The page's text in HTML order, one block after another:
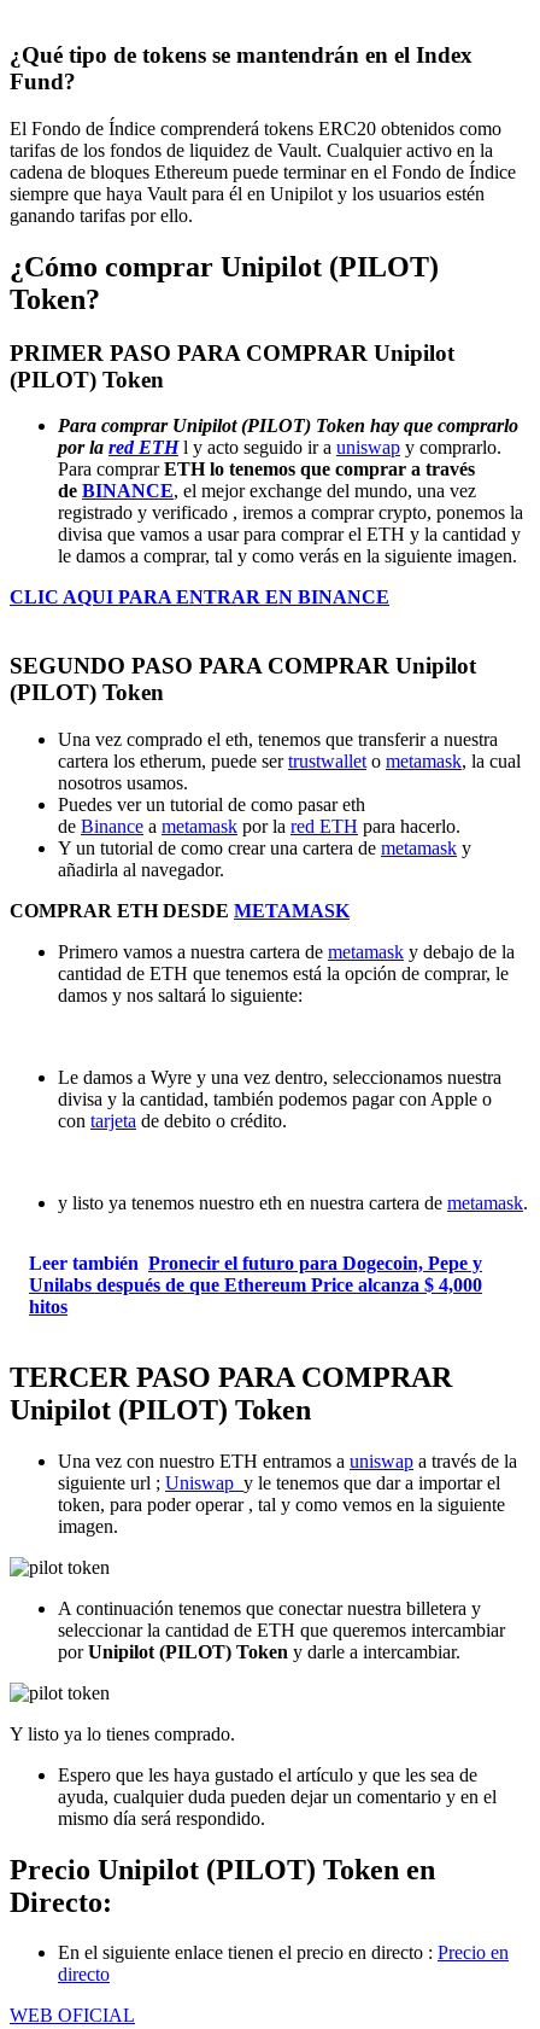
¿Qué tipo de tokens se mantendrán en el Index
Fund?
El Fondo de Índice comprenderá tokens ERC20 obtenidos como
tarifas de los fondos de liquidez de Vault. Cualquier activo en la
cadena de bloques Ethereum puede terminar en el Fondo de Índice
siempre que haya Vault para él en Unipilot y los usuarios estén
ganando tarifas por ello.
¿Cómo comprar Unipilot (PILOT)
Token?
PRIMER PASO PARA COMPRAR Unipilot
(PILOT) Token
Para comprar Unipilot (PILOT) Token hay que comprarlo
por la red ETHl y acto seguido ir a uniswap y comprarlo.
Para comprarETH lo tenemos que comprar a través
de BINANCE, el mejor exchange del mundo, una vez
registrado y verificado , iremos a comprar crypto, ponemos la
divisa que vamos a usar para comprar el ETH y la cantidad y
le damos a comprar, tal y como verás en la siguiente imagen.
CLIC AQUI PARA ENTRAR EN BINANCE
SEGUNDO PASO PARA COMPRAR Unipilot
(PILOT) Token
Una vez comprado el eth, tenemos que transferir a nuestra
cartera los etherum, puede sertrustwallet o metamask, la cual
nosotros usamos.
Puedes ver un tutorial de como pasar eth
de Binance a metamask por la red ETH para hacerlo.
Y un tutorial de como crear una cartera de metamask y
añadirla al navegador.
COMPRAR ETH DESDE METAMASK
Primero vamos a nuestra cartera de metamask y debajo de la
cantidad de ETH que tenemos está la opción de comprar, le
damos y nos saltará lo siguiente:
Le damos a Wyre y una vez dentro, seleccionamos nuestra
divisa y la cantidad, también podemos pagar con Apple o
con tarjeta de debito o crédito.
y listo ya tenemos nuestro eth en nuestra cartera de metamask.
Leer también Pronecir el futuro para Dogecoin, Pepe y
Unilabs después de que Ethereum Price alcanza $ 4,000
hitos
TERCER PASO PARA COMPRAR
Unipilot (PILOT) Token
Una vez con nuestro ETH entramos a uniswap a través de la
siguiente url ; Uniswap y le tenemos que dar a importar el
token, para poder operar , tal y como vemos en la siguiente
imagen.
A continuación tenemos que conectar nuestra billetera y
seleccionar la cantidad de ETH que queremos intercambiar
porUnipilot (PILOT) Token y darle a intercambiar.
Y listo ya lo tienes comprado.
Espero que les haya gustado el artículo y que les sea de
ayuda, cualquier duda pueden dejar un comentario y en el
mismo día será respondido.
Precio Unipilot (PILOT) Token en
Directo:
En el siguiente enlace tienen el precio en directo : Precio en
directo
WEB OFICIAL